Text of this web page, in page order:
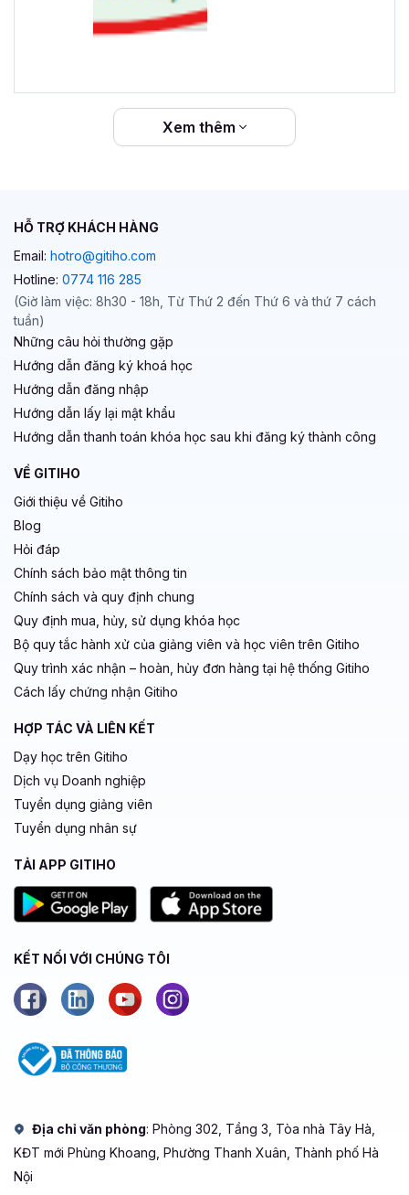
Xem thêm
HỖ TRỢ KHÁCH HÀNG
Email: hotro@gitiho.com
Hotline: 0774 116 285
(Giờ làm việc: 8h30 - 18h, Từ Thứ 2 đến Thứ 6 và thứ 7 cách
tuần)
Những câu hỏi thường gặp
Hướng dẫn đăng ký khoá học
Hướng dẫn đăng nhập
Hướng dẫn lấy lại mật khẩu
Hướng dẫn thanh toán khóa học sau khi đăng ký thành công
VỀ GITIHO
Giới thiệu về Gitiho
Blog
Hỏi đáp
Chính sách bảo mật thông tin
Chính sách và quy định chung
Quy định mua, hủy, sử dụng khóa học
Bộ quy tắc hành xử của giảng viên và học viên trên Gitiho
Quy trình xác nhận – hoàn, hủy đơn hàng tại hệ thống Gitiho
Cách lấy chứng nhận Gitiho
HỢP TÁC VÀ LIÊN KẾT
Dạy học trên Gitiho
Dịch vụ Doanh nghiệp
Tuyển dụng giảng viên
Tuyển dụng nhân sự
TẢI APP GITIHO
KẾT NỐI VỚI CHÚNG TÔI
Địa chỉ văn phòng: Phòng 302, Tầng 3, Tòa nhà Tây Hà,
KĐT mới Phùng Khoang, Phường Thanh Xuân, Thành phố Hà
Nội